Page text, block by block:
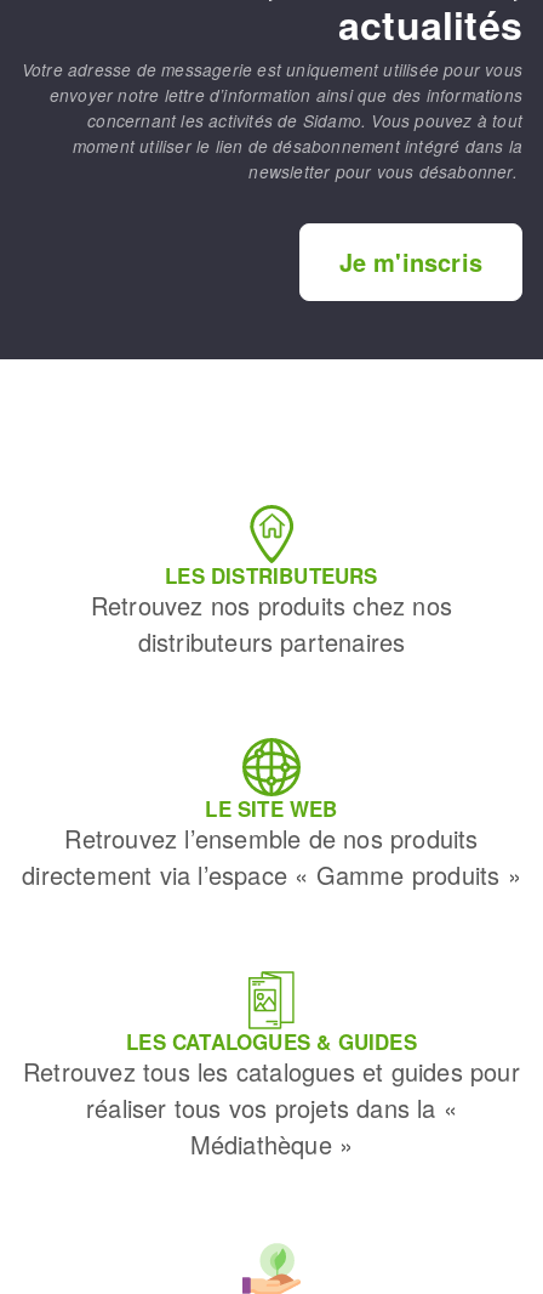
actualités
Votre adresse de messagerie est uniquement utilisée pour vous
envoyer notre lettre d’information ainsi que des informations
concernant les activités de Sidamo. Vous pouvez à tout
moment utiliser le lien de désabonnement intégré dans la
newsletter pour vous désabonner.
Je m'inscris
LES DISTRIBUTEURS
Retrouvez nos produits chez nos
distributeurs partenaires
LE SITE WEB
Retrouvez l’ensemble de nos produits
directement via l’espace « Gamme produits »
LES CATALOGUES & GUIDES
Retrouvez tous les catalogues et guides pour
réaliser tous vos projets dans la «
Médiathèque »